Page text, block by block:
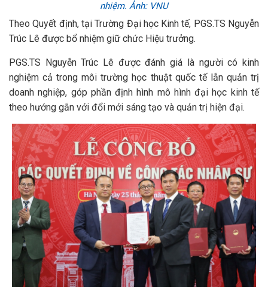
nhiệm. Ảnh: VNU
Theo Quyết định, tại Trường Đại học Kinh tế, PGS.TS Nguyễn
Trúc Lê được bổ nhiệm giữ chức Hiệu trưởng.
PGS.TS Nguyễn Trúc Lê được đánh giá là người có kinh
nghiệm cả trong môi trường học thuật quốc tế lẫn quản trị
doanh nghiệp, góp phần định hình mô hình đại học kinh tế
theo hướng gắn với đổi mới sáng tạo và quản trị hiện đại.